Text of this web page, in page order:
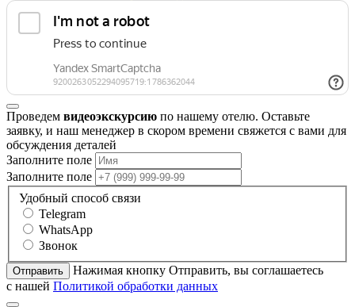
Проведем видеоэкскурсию по нашему отелю. Оставьте
заявку, и наш менеджер в скором времени свяжется с вами для
обсуждения деталей
Заполните поле
Заполните поле
Удобный способ связи
Telegram
WhatsApp
Звонок
Отправить
Нажимая кнопку Отправить, вы соглашаетесь
с нашей Политикой обработки данных